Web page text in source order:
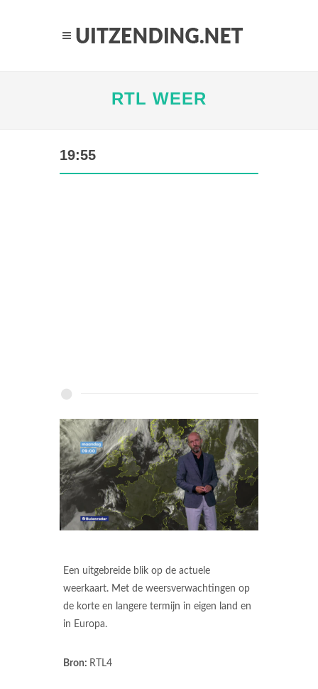
RTL WEER
19:55
Een uitgebreide blik op de actuele
weerkaart. Met de weersverwachtingen op
de korte en langere termijn in eigen land en
in Europa.
Bron: RTL4